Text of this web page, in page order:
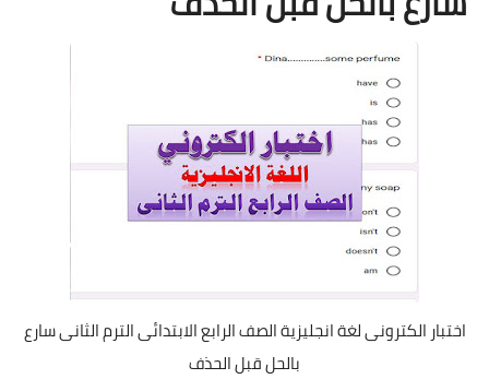
صحة
اختبار الكترونى لغة انجليزية الصف الرابع الابتدائى الترم الثانى سارع
بالحل قبل الحذف